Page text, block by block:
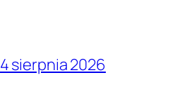
4 sierpnia 2026